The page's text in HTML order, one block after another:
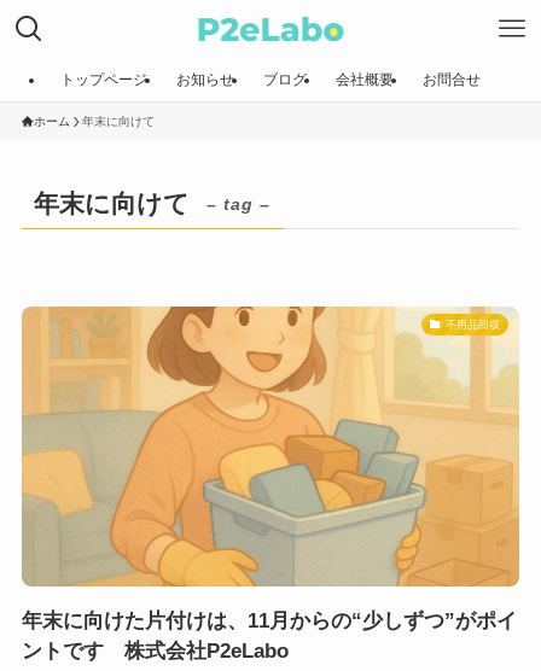
トップページ お知らせ ブログ 会社概要 お問合せ
ホーム 年末に向けて
年末に向けて – tag –
不用品回収
年末に向けた片付けは、11月からの“少しずつ”がポイ
ントです 株式会社P2eLabo